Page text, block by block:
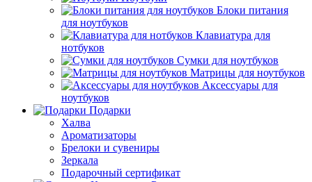
Блоки питания
для ноутбуков
Клавиатура для
нотбуков
Сумки для ноутбуков
Матрицы для ноутбуков
Аксессуары для
ноутбуков
Подарки
Халва
Ароматизаторы
Брелоки и сувениры
Зеркала
Подарочный сертификат